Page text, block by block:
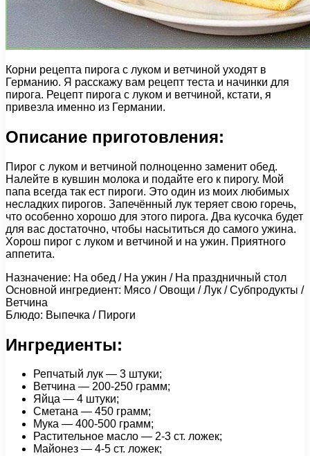
Корни рецепта пирога с луком и ветчиной уходят в
Германию. Я расскажу вам рецепт теста и начинки для
пирога. Рецепт пирога с луком и ветчиной, кстати, я
привезла именно из Германии.
Описание приготовления:
Пирог с луком и ветчиной полноценно заменит обед.
Налейте в кувшин молока и подайте его к пирогу. Мой
папа всегда так ест пироги. Это один из моих любимых
несладких пирогов. Запечённый лук теряет свою горечь,
что особенно хорошо для этого пирога. Два кусочка будет
для вас достаточно, чтобы насытиться до самого ужина.
Хорош пирог с луком и ветчиной и на ужин. Приятного
аппетита.
Назначение: На обед / На ужин / На праздничный стол
Основной ингредиент: Мясо / Овощи / Лук / Субпродукты /
Ветчина
Блюдо: Выпечка / Пироги
Ингредиенты:
Репчатый лук — 3 штуки;
Ветчина — 200-250 грамм;
Яйца — 4 штуки;
Сметана — 450 грамм;
Мука — 400-500 грамм;
Растительное масло — 2-3 ст. ложек;
Майонез — 4-5 ст. ложек;